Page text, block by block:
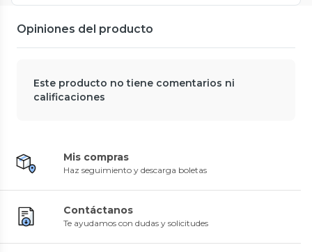
Opiniones del producto
Este producto no tiene comentarios ni
calificaciones
Mis compras
Haz seguimiento y descarga boletas
Contáctanos
Te ayudamos con dudas y solicitudes